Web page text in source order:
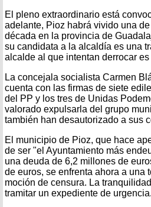
El pleno extraordinario está
adelante, Pioz habrá vivido una
década en la provincia de
su candidata a la alcaldía es una
alcalde al que intentan derrocar
La concejala socialista Carmen
cuenta con las firmas de siete
del PP y los tres de Unidas
valorado expulsarla del grupo
también han desautorizado a sus
El municipio de Pioz, que hace
de ser "el Ayuntamiento más
una deuda de 6,2 millones de
de euros, se enfrenta ahora a una
moción de censura. La
tramitar un expediente de urgencia.